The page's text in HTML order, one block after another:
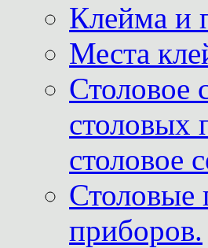
Клейма и
Места
Столовое
столовых
столовое
Столовые
приборов.